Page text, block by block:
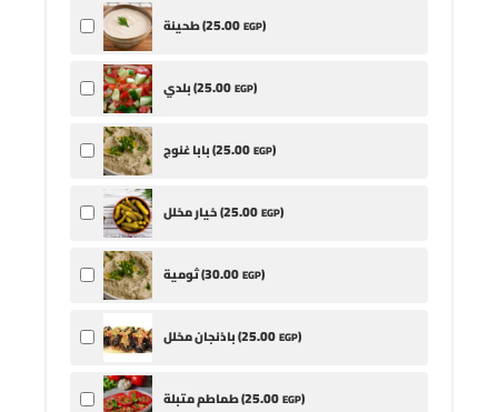
طحينة (25.00EGP)
بلدي (25.00EGP)
بابا غنوج (25.00EGP)
خيار مخلل (25.00EGP)
ثومية (30.00EGP)
باذنجان مخلل (25.00EGP)
طماطم متبلة (25.00EGP)